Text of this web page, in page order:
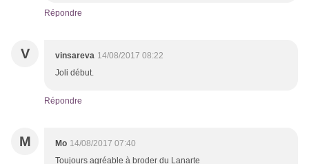
Répondre
V vinsareva 14/08/2017 08:22
Joli début.
Répondre
M Mo 14/08/2017 07:40
Toujours agréable à broder du Lanarte